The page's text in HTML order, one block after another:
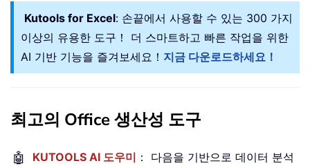
Kutools for Excel: 손끝에서 사용할 수 있는 300 가지
이상의 유용한 도구！ 더 스마트하고 빠른 작업을 위한
AI 기반 기능을 즐겨보세요！ 지금 다운로드하세요！
최고의 Office 생산성 도구
🤖 KUTOOLS AI 도우미 ： 다음을 기반으로 데이터 분석